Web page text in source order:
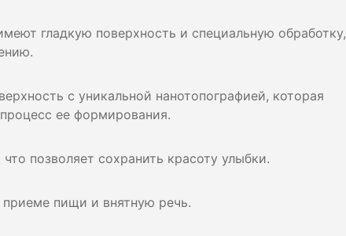
гладкую поверхность и специальную обработку,
с уникальной нанотопографией, которая
ее формирования.
позволяет сохранить красоту улыбки.
пищи и внятную речь.